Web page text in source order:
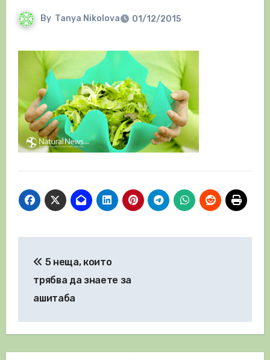
By Tanya Nikolova 01/12/2015
5 неща, които
трябва да знаете за
ашитаба